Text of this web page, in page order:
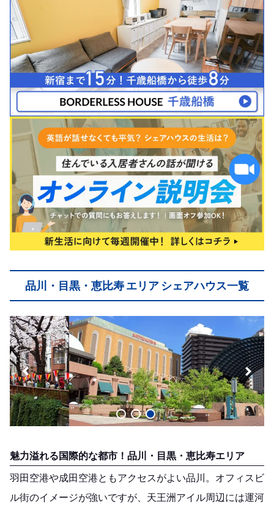
品川・目黒・恵比寿 エリア シェアハウス一覧
魅力溢れる国際的な都市！品川・目黒・恵比寿エリア
羽田空港や成田空港ともアクセスがよい品川。オフィスビ
ル街のイメージが強いですが、天王洲アイル周辺には運河